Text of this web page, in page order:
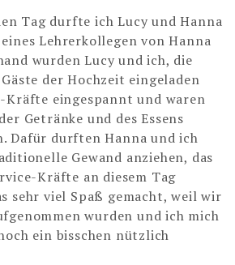
Tag durfte ich Lucy und Hanna
Lehrerkollegen von Hanna
wurden Lucy und ich, die
der Hochzeit eingeladen
Kräfte eingespannt und waren
Getränke und des Essens
Dafür durften Hanna und ich
Gewand anziehen, das
Kräfte an diesem Tag
sehr viel Spaß gemacht, weil wir
wurden und ich mich
ein bisschen nützlich